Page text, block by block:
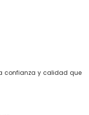
confianza y calidad que